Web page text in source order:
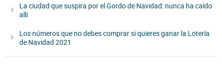
La ciudad que suspira por el Gordo de Navidad: nunca ha caído
allí
Los números que no debes comprar si quieres ganar la Lotería
de Navidad 2021